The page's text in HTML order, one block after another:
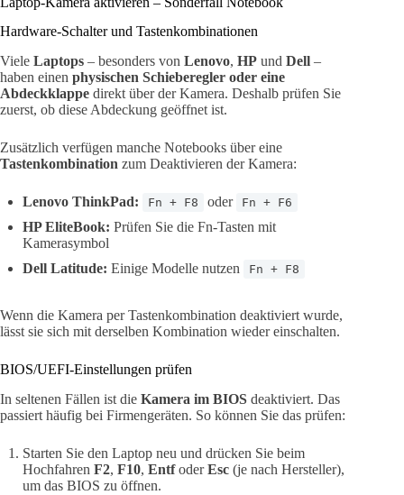
Hardware-Schalter und Tastenkombinationen
Viele Laptops – besonders von Lenovo, HP und Dell –
haben einen physischen Schieberegler oder eine
Abdeckklappe direkt über der Kamera. Deshalb prüfen Sie
zuerst, ob diese Abdeckung geöffnet ist.
Zusätzlich verfügen manche Notebooks über eine
Tastenkombination zum Deaktivieren der Kamera:
Lenovo ThinkPad: Fn + F8 oder Fn + F6
HP EliteBook: Prüfen Sie die Fn-Tasten mit
Kamerasymbol
Dell Latitude: Einige Modelle nutzen Fn + F8
Wenn die Kamera per Tastenkombination deaktiviert wurde,
lässt sie sich mit derselben Kombination wieder einschalten.
BIOS/UEFI-Einstellungen prüfen
In seltenen Fällen ist die Kamera im BIOS deaktiviert. Das
passiert häufig bei Firmengeräten. So können Sie das prüfen:
Starten Sie den Laptop neu und drücken Sie beim
Hochfahren F2, F10, EntfoderEsc (je nach Hersteller),
um das BIOS zu öffnen.